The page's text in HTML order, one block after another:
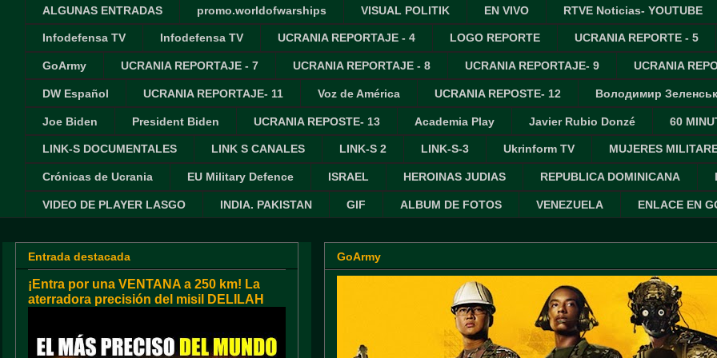
ALGUNAS ENTRADAS promo.worldofwarships VISUAL POLITIK EN VIVO RTVE Noticias- YOUTUBE
Infodefensa TV Infodefensa TV UCRANIA REPORTAJE - 4 LOGO REPORTE UCRANIA REPORTE - 5
GoArmy UCRANIA REPORTAJE - 7 UCRANIA REPORTAJE - 8 UCRANIA REPORTAJE- 9 UCRANIA
DW Español UCRANIA REPORTAJE- 11 Voz de América UCRANIA REPOSTE- 12 Володимир
Joe Biden President Biden UCRANIA REPOSTE- 13 Academia Play Javier Rubio Donzé 60
LINK-S DOCUMENTALES LINK S CANALES LINK-S 2 LINK-S-3 Ukrinform TV MUJERES
Crónicas de Ucrania EU Military Defence ISRAEL HEROINAS JUDIAS REPUBLICA DOMINICANA
VIDEO DE PLAYER LASGO INDIA. PAKISTAN GIF ALBUM DE FOTOS VENEZUELA ENLACE EN
GoArmy
Entrada destacada
¡Entra por una VENTANA a 250 km! La
aterradora precisión del misil DELILAH